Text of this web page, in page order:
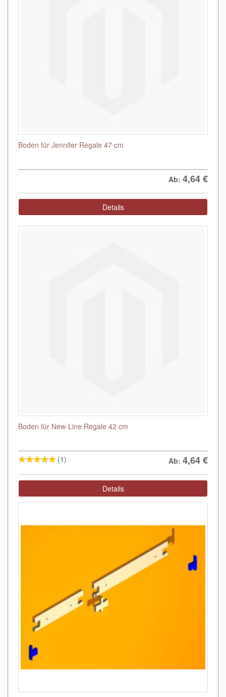
Boden für Jennifer Regale 47 cm
Ab: 4,64€
Details
Boden für New-Line Regale 42 cm
(1) Ab: 4,64€
Details